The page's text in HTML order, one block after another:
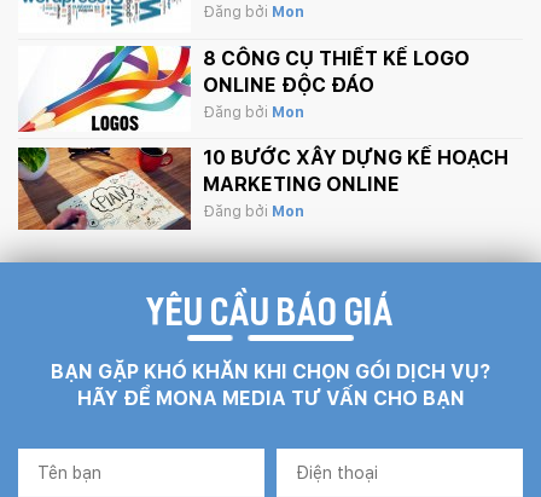
Đăng bởi Mon
8 CÔNG CỤ THIẾT KẾ LOGO
ONLINE ĐỘC ĐÁO
Đăng bởi Mon
10 BƯỚC XÂY DỰNG KẾ HOẠCH
MARKETING ONLINE
Đăng bởi Mon
YÊU CẦU BÁO GIÁ
BẠN GẶP KHÓ KHĂN KHI CHỌN GÓI DỊCH VỤ?
HÃY ĐỂ MONA MEDIA TƯ VẤN CHO BẠN